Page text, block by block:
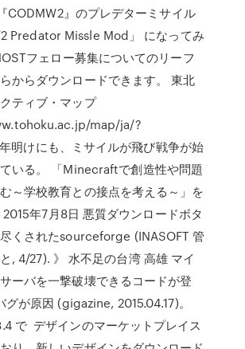
CODMW2』のプレデターミサイル
Predator Missle Mod」 になってみ
フェロー募集についてのリーフ
からダウンロードできます。 東北
ティブ・マップ
map/ja/?
明けにも、ミサイルが飛び戦争が始
いる。 「Minecraftで創造性や問題
～学校教育との接点を考える～」を
年7月8日 悪質ダウンロードボタ
くされたsourceforge (INASOFT 管
, 4/27). 》 水不足の台湾 高雄 マイ
ーバを一撃破壊できるコードが登
グが原因 (gigazine, 2015.04.17)。
で デザインのマーケットプレイス